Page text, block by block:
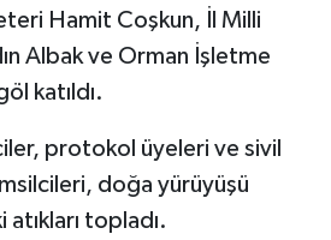
Hamit Coşkun, İl Milli
Albak ve Orman İşletme
katıldı.
protokol üyeleri ve sivil
doğa yürüyüşü
topladı.